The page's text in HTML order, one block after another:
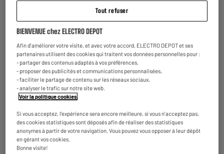
8.2
ARRIVAGE
F
TV QLED 85" EDENWOOD ED85EA00UHD-RE
TV connectée : SmartTV
Technologie : QLED
Tout refuser
BIENVENUE chez ELECTRO DEPOT
Afin d'améliorer votre visite, et avec votre accord, ELECTRO DEPOT et ses
partenaires utilisent des cookies qui traitent vos données personnelles pour :
- partager des contenus adaptés à vos préférences,
- proposer des publicités et communications personnalisées,
- faciliter le partage de contenu sur les réseaux sociaux,
- analyser le trafic sur notre site web.
Voir la politique cookies.
Si vous acceptez, l'expérience sera encore meilleure, si vous n'acceptez pas,
des cookies statistiques sont déposés afin de réaliser des statistiques
anonymes à partir de votre navigation. Vous pouvez vous opposer à leur dépôt
en gérant vos cookies.
Bonne visite!